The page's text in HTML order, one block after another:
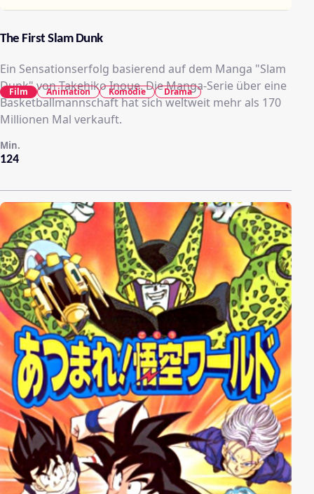
The First Slam Dunk
Ein Sensationserfolg basierend auf dem Manga "Slam
Dunk" von Takehiko Inoue. Die Manga-Serie über eine
Basketballmannschaft hat sich weltweit mehr als 170
Millionen Mal verkauft.
124
Min.
Film Animation Komödie Drama